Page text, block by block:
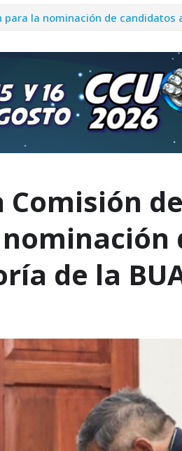
la nominación de candidatos
de
de la